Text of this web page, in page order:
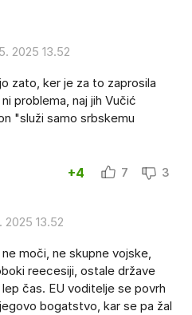
2025 13.52
zato, ker je za to zaprosila
problema, naj jih Vučić
"služi samo srbskemu
+4 7 3
2025 13.52
moči, ne skupne vojske,
reecesiji, ostale države
čas. EU voditelje se povrh
bogatstvo, kar se pa žal